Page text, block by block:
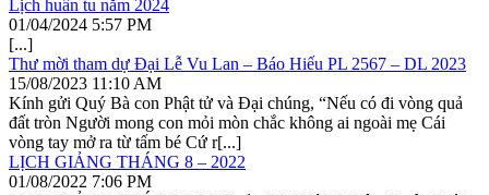
Lịch huân tu năm 2024
01/04/2024 5:57 PM
[...]
Thư mời tham dự Đại Lễ Vu Lan – Báo Hiếu PL 2567 – DL 2023
15/08/2023 11:10 AM
Kính gửi Quý Bà con Phật tử và Đại chúng, “Nếu có đi vòng quả
đất tròn Người mong con mỏi mòn chắc không ai ngoài mẹ Cái
vòng tay mở ra từ tấm bé Cứ r[...]
LỊCH GIẢNG THÁNG 8 – 2022
01/08/2022 7:06 PM